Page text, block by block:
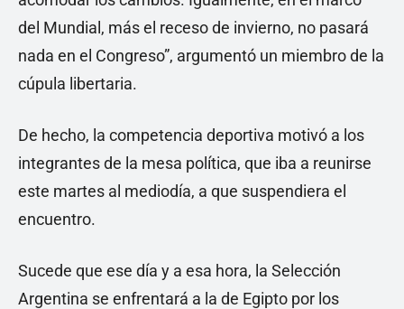
del Mundial, más el receso de invierno, no pasará
nada en el Congreso”, argumentó un miembro de la
cúpula libertaria.
De hecho, la competencia deportiva motivó a los
integrantes de la mesa política, que iba a reunirse
este martes al mediodía, a que suspendiera el
encuentro.
Sucede que ese día y a esa hora, la Selección
Argentina se enfrentará a la de Egipto por los